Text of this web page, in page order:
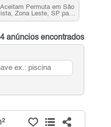
Permuta em São
Zona Leste, SP para
Venda
4 anúncios encontrados